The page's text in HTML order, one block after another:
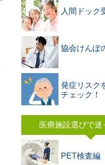
人間ドック
協会けんぽ
発症リスク
チェック！
医療施設選びで
PET検査編